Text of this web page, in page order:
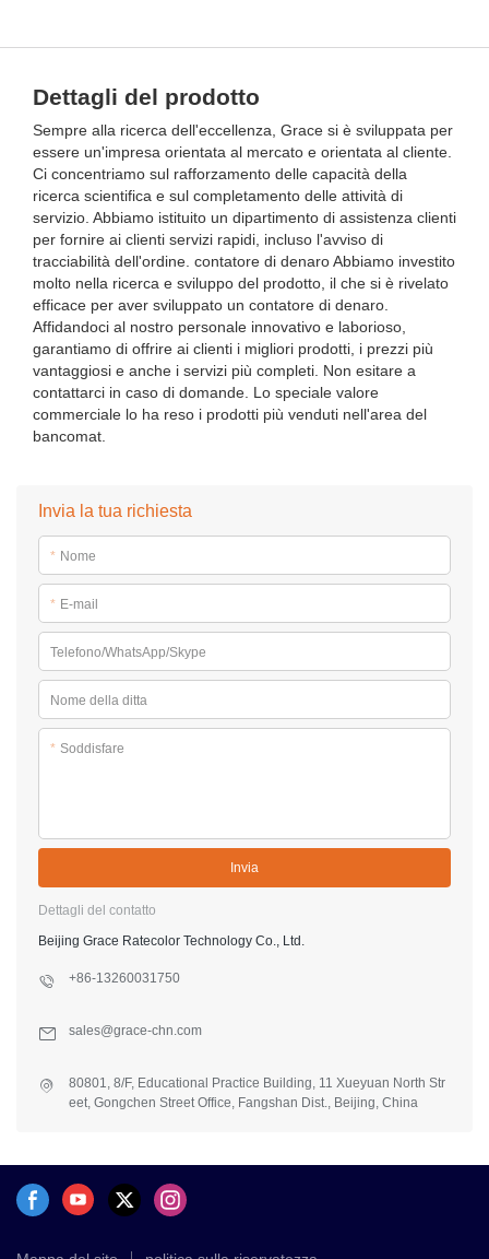
Dettagli del prodotto
Sempre alla ricerca dell'eccellenza, Grace si è sviluppata per
essere un'impresa orientata al mercato e orientata al cliente.
Ci concentriamo sul rafforzamento delle capacità della
ricerca scientifica e sul completamento delle attività di
servizio. Abbiamo istituito un dipartimento di assistenza clienti
per fornire ai clienti servizi rapidi, incluso l'avviso di
tracciabilità dell'ordine. contatore di denaro Abbiamo investito
molto nella ricerca e sviluppo del prodotto, il che si è rivelato
efficace per aver sviluppato un contatore di denaro.
Affidandoci al nostro personale innovativo e laborioso,
garantiamo di offrire ai clienti i migliori prodotti, i prezzi più
vantaggiosi e anche i servizi più completi. Non esitare a
contattarci in caso di domande. Lo speciale valore
commerciale lo ha reso i prodotti più venduti nell'area del
bancomat.
Invia la tua richiesta
* Nome
* E-mail
Telefono/WhatsApp/Skype
Nome della ditta
* Soddisfare
Invia
Dettagli del contatto
Beijing Grace Ratecolor Technology Co., Ltd.
+86-13260031750
sales@grace-chn.com
80801, 8/F, Educational Practice Building, 11 Xueyuan North Str
eet, Gongchen Street Office, Fangshan Dist., Beijing, China